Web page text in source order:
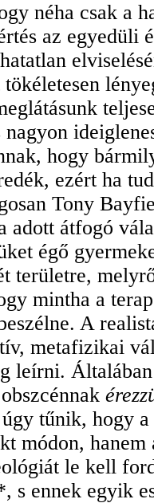
néha csak a
az egyedüli
tökéletesen
nagyon
hogy
ezért ha
Tony
adott átfogó
égő
területre,
mintha a
A
metafizikai
leírni.
tűnik, hogy
módon,
le kell
s ennek egyik